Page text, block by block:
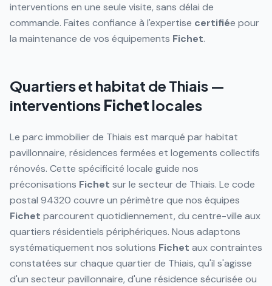
interventions en une seule visite, sans délai de
commande. Faites confiance à l'expertise certifiée pour
la maintenance de vos équipements Fichet.
Quartiers et habitat de Thiais —
interventions Fichet locales
Le parc immobilier de Thiais est marqué par habitat
pavillonnaire, résidences fermées et logements collectifs
rénovés. Cette spécificité locale guide nos
préconisations Fichet sur le secteur de Thiais. Le code
postal 94320 couvre un périmètre que nos équipes
Fichet parcourent quotidiennement, du centre-ville aux
quartiers résidentiels périphériques. Nous adaptons
systématiquement nos solutions Fichet aux contraintes
constatées sur chaque quartier de Thiais, qu'il s'agisse
d'un secteur pavillonnaire, d'une résidence sécurisée ou